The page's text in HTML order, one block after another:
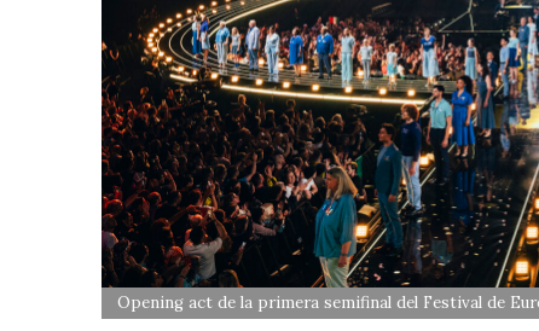
Opening act de la primera semifinal del Festival de